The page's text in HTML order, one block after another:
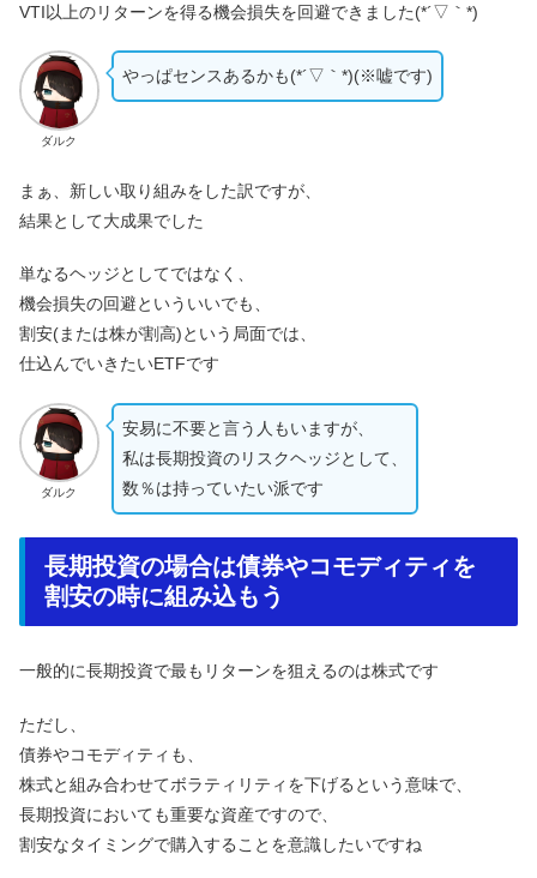
VTI以上のリターンを得る機会損失を回避できました(*´▽｀*)
ダルク
やっぱセンスあるかも(*´▽｀*)(※嘘です)
まぁ、新しい取り組みをした訳ですが、
結果として大成果でした
単なるヘッジとしてではなく、
機会損失の回避といういいでも、
割安(または株が割高)という局面では、
仕込んでいきたいETFです
ダルク
安易に不要と言う人もいますが、
私は長期投資のリスクヘッジとして、
数％は持っていたい派です
長期投資の場合は債券やコモディティを
割安の時に組み込もう
一般的に長期投資で最もリターンを狙えるのは株式です
ただし、
債券やコモディティも、
株式と組み合わせてボラティリティを下げるという意味で、
長期投資においても重要な資産ですので、
割安なタイミングで購入することを意識したいですね